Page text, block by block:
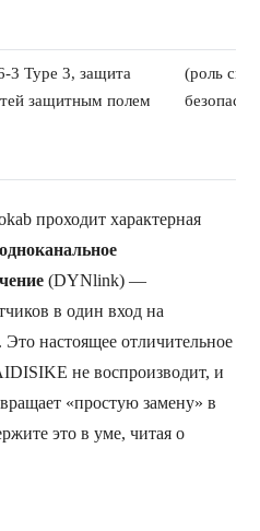
3 Type 3, защита
защитным полем
(роль
проходит характерная
(DYNlink) —
в один вход на
настоящее отличительное
не воспроизводит, и
«простую замену» в
это в уме, читая о